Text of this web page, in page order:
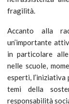
fragilità.
Accanto alla
un’importante
in particolare
nelle scuole,
esperti, l’iniziativa
temi della
responsabilità